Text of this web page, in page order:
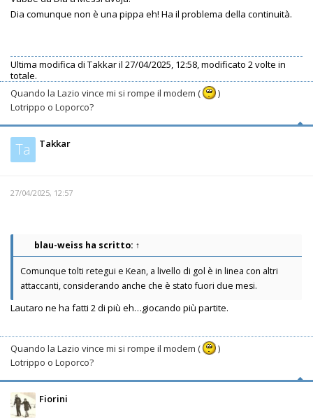
Dia comunque non è una pippa eh! Ha il problema della continuità.
Ultima modifica di Takkaril 27/04/2025, 12:58, modificato 2 volte in
totale.
Quando la Lazio vince mi si rompe il modem (
)
Lotrippo o Loporco?
Ta Takkar
27/04/2025, 12:57
blau-weiss ha scritto: ↑
Comunque tolti retegui e Kean, a livello di gol è in linea con altri
attaccanti, considerando anche che è stato fuori due mesi.
Lautaro ne ha fatti 2 di più eh…giocando più partite.
Quando la Lazio vince mi si rompe il modem (
)
Lotrippo o Loporco?
Fiorini